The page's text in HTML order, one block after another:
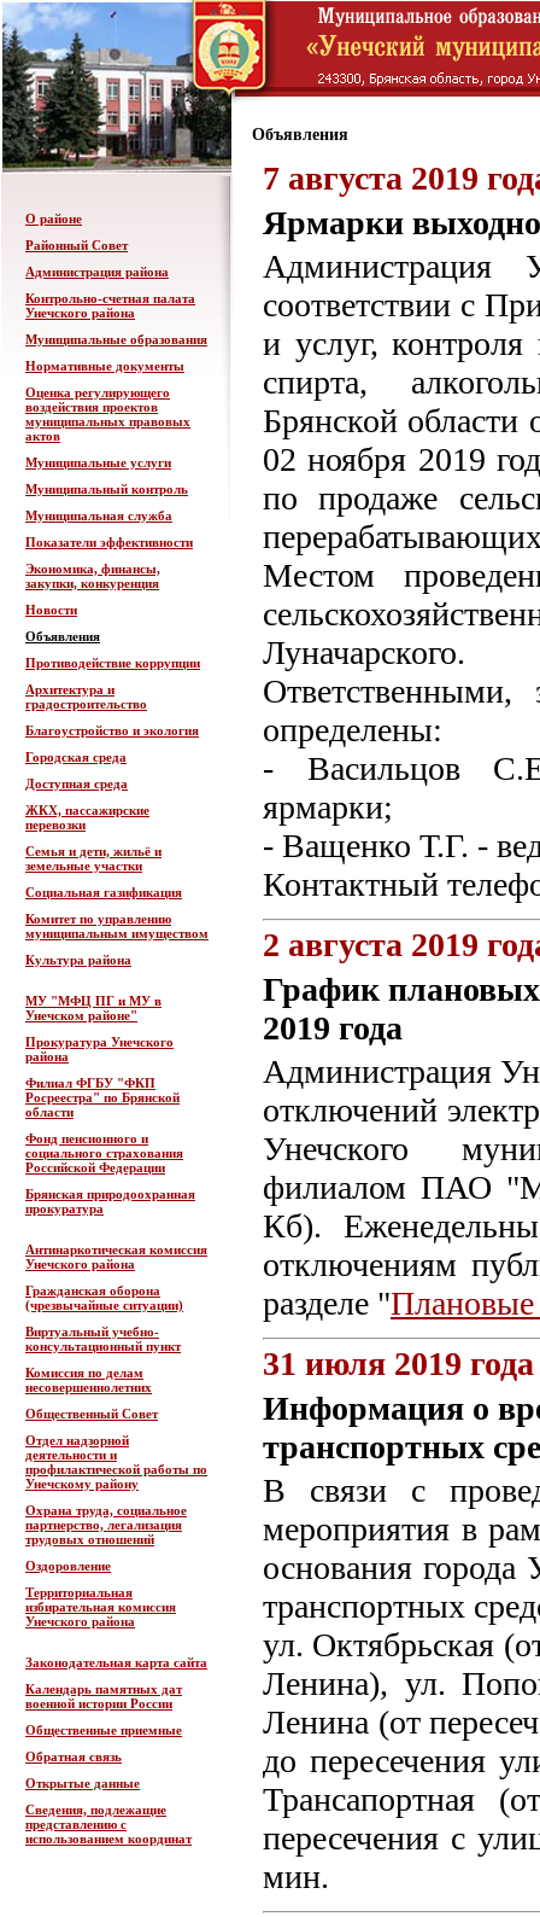
О районе
Районный Совет
Администрация района
Контрольно-счетная палата
Унечского района
Муниципальные образования
Нормативные документы
Оценка регулирующего
воздействия проектов
муниципальных правовых
актов
Муниципальные услуги
Муниципальный контроль
Муниципальная служба
Показатели эффективности
Экономика, финансы,
закупки, конкуренция
Новости
Объявления
Противодействие коррупции
Архитектура и
градостроительство
Благоустройство и экология
Городская среда
Доступная среда
ЖКХ, пассажирские
перевозки
Семья и дети, жильё и
земельные участки
Социальная газификация
Комитет по управлению
муниципальным имуществом
Культура района
МУ "МФЦ ПГ и МУ в
Унечском районе"
Прокуратура Унечского
района
Филиал ФГБУ "ФКП
Росреестра" по Брянской
области
Фонд пенсионного и
социального страхования
Российской Федерации
Брянская природоохранная
прокуратура
Антинаркотическая комиссия
Унечского района
Гражданская оборона
(чрезвычайные ситуации)
Виртуальный учебно-
консультационный пункт
Комиссия по делам
несовершеннолетних
Общественный Совет
Отдел надзорной
деятельности и
профилактической работы по
Унечскому району
Охрана труда, социальное
партнерство, легализация
трудовых отношений
Оздоровление
Территориальная
избирательная комиссия
Унечского района
Законодательная карта сайта
Календарь памятных дат
военной истории России
Общественные приемные
Обратная связь
Открытые данные
Сведения, подлежащие
представлению с
использованием координат
Объявления
7 августа 2019
Ярмарки
Администрация
соответствии с
и услуг, контроля
спирта,
Брянской
02 ноября 2019
по продаже
Местом
Луначарского.
определены:
- Васильцов
ярмарки;
- Ващенко Т.Г. -
Контактный
2 августа 2019
График плановых
2019 года
Администрация
отключений
Унечского
филиалом ПАО
Кб).
отключениям
разделе "
31 июля 2019 года
Информация о
транспортных
В связи с
мероприятия в
основания города
транспортных
ул. Октябрьская
Ленина), ул.
Ленина (от
до пересечения
Трансапортная
пересечения с
мин.